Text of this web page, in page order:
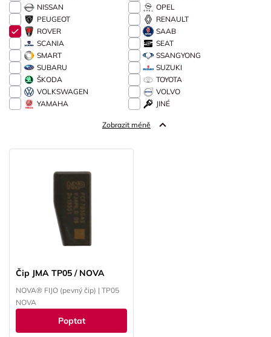
NISSAN
OPEL
PEUGEOT
RENAULT
ROVER
SAAB
SCANIA
SEAT
SMART
SSANGYONG
SUBARU
SUZUKI
ŠKODA
TOYOTA
VOLKSWAGEN
VOLVO
YAMAHA
JINÉ
Zobrazit méně
Čip JMA TP05 / NOVA
NOVA® FIJO (pevný čip) | TP05
NOVA
Poptat